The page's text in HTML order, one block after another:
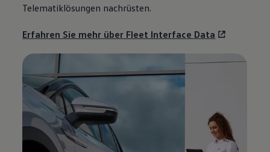
Telematiklösungen nachrüsten.
Erfahren Sie mehr über Fleet Interface Data